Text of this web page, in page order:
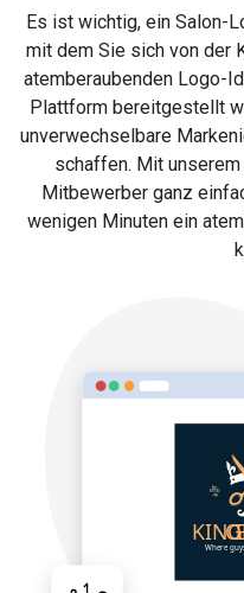
Es ist wichtig, ein Salon-
mit dem Sie sich von der
atemberaubenden Logo-
Plattform bereitgestellt
unverwechselbare
schaffen. Mit unserem
Mitbewerber ganz
wenigen Minuten ein